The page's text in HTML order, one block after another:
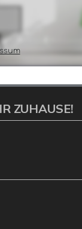
ZUHAUSE!